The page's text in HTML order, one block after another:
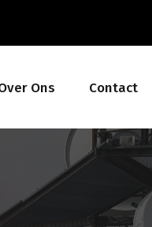
Ons Contact